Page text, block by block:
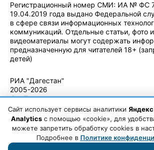
Регистрационный номер СМИ: ИА № ФС
19.04.2019 года выдано Федеральной
в сфере связи информационных
коммуникаций. Отдельные статьи, фото и
видеоматериалы могут содержать
предназначенную для читателей 18+
детей)
РИА "Дагестан"
2005-2026
© - Правила
использования
материалов.
Авторские
Сайт использует сервисы аналитики
Analytics с помощью «cookie», для
можете запретить обработку cookies в
Подробнее в Политике